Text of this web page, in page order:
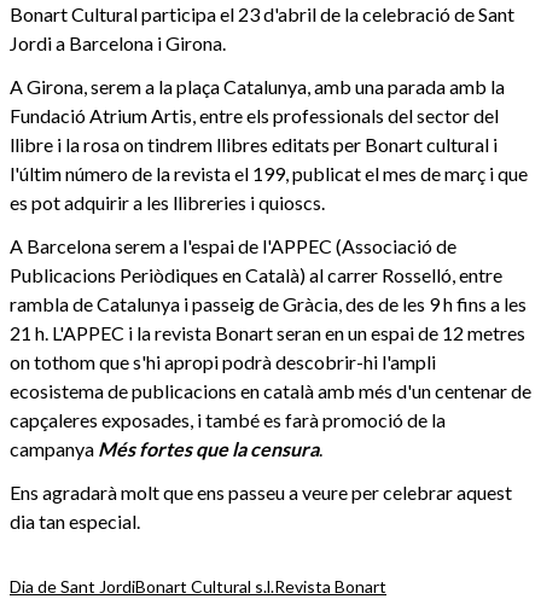
Bonart Cultural participa el 23 d'abril de la celebració de Sant
Jordi a Barcelona i Girona.
A Girona, serem a la plaça Catalunya, amb una parada amb la
Fundació Atrium Artis, entre els professionals del sector del
llibre i la rosa on tindrem llibres editats per Bonart cultural i
l'últim número de la revista el 199, publicat el mes de març i que
es pot adquirir a les llibreries i quioscs.
A Barcelona serem a l'espai de l'APPEC (Associació de
Publicacions Periòdiques en Català) al carrer Rosselló, entre
rambla de Catalunya i passeig de Gràcia, des de les 9 h fins a les
21 h. L'APPEC i la revista Bonart seran en un espai de 12 metres
on tothom que s'hi apropi podrà descobrir-hi l'ampli
ecosistema de publicacions en català amb més d'un centenar de
capçaleres exposades, i també es farà promoció de la
campanya Més fortes que la censura.
Ens agradarà molt que ens passeu a veure per celebrar aquest
dia tan especial.
Dia de Sant JordiBonart Cultural s.l.Revista Bonart